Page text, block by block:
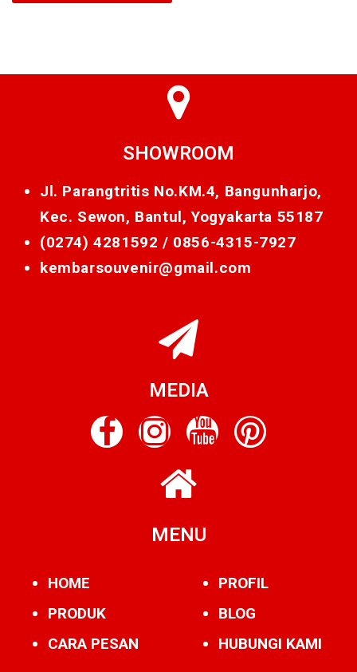
SHOWROOM
Jl. Parangtritis No.KM.4, Bangunharjo,
Kec. Sewon, Bantul, Yogyakarta 55187
(0274) 4281592 / 0856-4315-7927
kembarsouvenir@gmail.com
MEDIA
MENU
HOME
PRODUK
CARA PESAN
PROFIL
BLOG
HUBUNGI KAMI